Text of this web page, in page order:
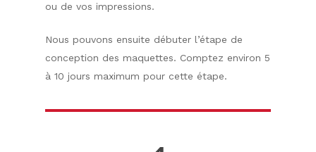
ou de vos impressions.
Nous pouvons ensuite débuter l’étape de
conception des maquettes. Comptez environ 5
à 10 jours maximum pour cette étape.